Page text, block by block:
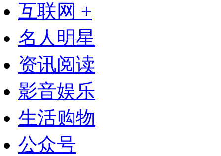
互联网 +
名人明星
资讯阅读
影音娱乐
生活购物
公众号